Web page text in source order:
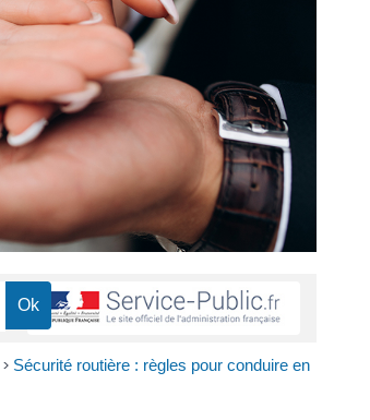
> Sécurité routière : règles pour conduire en